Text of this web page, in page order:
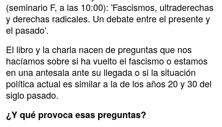
(seminario F, a las 10:00): 'Fascismos, ultraderechas
y derechas radicales. Un debate entre el presente y
el pasado'.
El libro y la charla nacen de preguntas que nos
hacíamos sobre si ha vuelto el fascismo o estamos
en una antesala ante su llegada o si la situación
política actual es similar a la de los años 20 y 30 del
siglo pasado.
¿Y qué provoca esas preguntas?